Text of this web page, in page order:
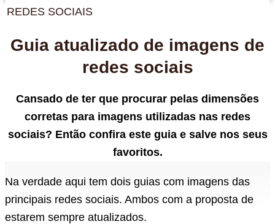
REDES SOCIAIS
Guia atualizado de imagens de
redes sociais
Cansado de ter que procurar pelas dimensões
corretas para imagens utilizadas nas redes
sociais? Então confira este guia e salve nos seus
favoritos.
Na verdade aqui tem dois guias com imagens das
principais redes sociais. Ambos com a proposta de
estarem sempre atualizados.